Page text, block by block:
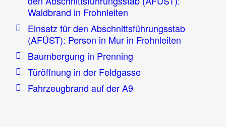
Waldbrand in Frohnleiten
Einsatz für den Abschnittsführungsstab
(AFÜST): Person in Mur in Frohnleiten
Baumbergung in Prenning
Türöffnung in der Feldgasse
Fahrzeugbrand auf der A9